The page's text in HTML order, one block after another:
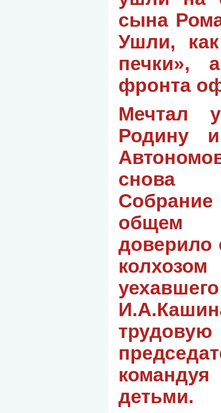
сына
Ушли,
печки»,
фронта
Мечтал
Родину
снова
Собрание
общем
доверило
детьми.